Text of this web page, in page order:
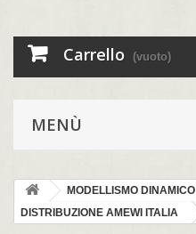
Carrello (vuoto)
MENÙ
MODELLISMO DINAMICO
DISTRIBUZIONE AMEWI ITALIA